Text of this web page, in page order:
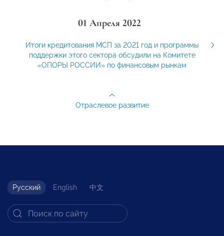
01 Апреля 2022
Итоги кредитования МСП за 2021 год и программы
поддержки этого сектора обсудили на Комитете
«ОПОРЫ РОССИИ» по финансовым рынкам
Отраслевое развитие
Русский English 中文